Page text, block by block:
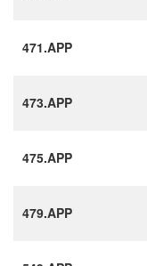
471.APP
473.APP
475.APP
479.APP